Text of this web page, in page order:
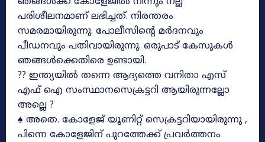
പരിശീലനമാണ് ലഭിച്ചത്. നിരന്തരം
സമരമായിരുന്നു. പോലീസിന്റെ മർദനവും
പീഡനവും പതിവായിരുന്നു. ഒരുപാട് കേസുകൾ
ഞങ്ങൾക്കെതിരെ ഉണ്ടായി.
?? ഇന്ത്യയിൽ തന്നെ ആദ്യത്തെ വനിതാ എസ്
എഫ് ഐ സംസ്ഥാനസെക്രട്ടറി ആയിരുന്നല്ലോ
അല്ലെ ?
♠ അതെ. കോളേജ് യൂണിറ്റ് സെക്രട്ടറിയായിരുന്നു ,
പിന്നെ കോളേജിന് പുറത്തേക്ക് പ്രവർത്തനം